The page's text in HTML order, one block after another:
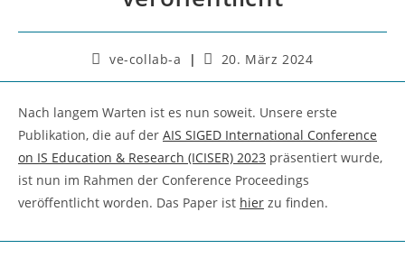
Beitrags-
ve-collab-a
Beitrag
20. März 2024
Nach langem Warten ist es nun soweit. Unsere erste
Publikation, die auf der AIS SIGED International Conference
on IS Education & Research (ICISER) 2023 präsentiert wurde,
ist nun im Rahmen der Conference Proceedings
veröffentlicht worden. Das Paper ist hier zu finden.